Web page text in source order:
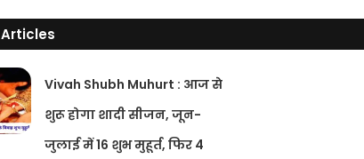
Vivah Shubh Muhurt : आज से
शुरू होगा शादी सीजन, जून-
जुलाई में 16 शुभ मुहूर्त, फिर 4